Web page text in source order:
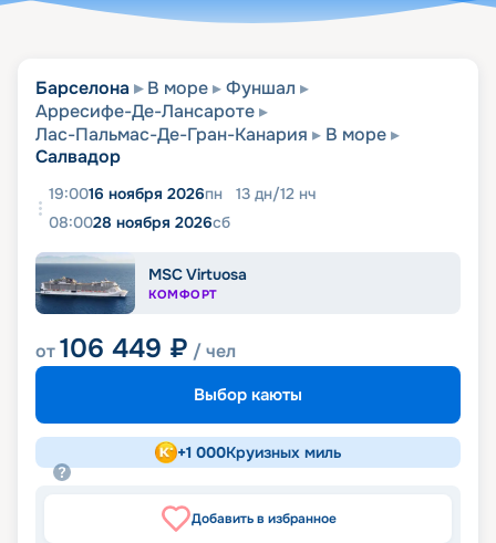
Барселона В море
Фуншал
Арресифе-Де-Лансароте
Лас-Пальмас-Де-Гран-Канария
В море
Салвадор
19:0016 ноября 2026пн 13 дн/12 нч
08:0028 ноября 2026сб
MSC Virtuosa
КОМФОРТ
от106 449 ₽ / чел
Выбор каюты
+1 000Круизных миль
Добавить в избранное